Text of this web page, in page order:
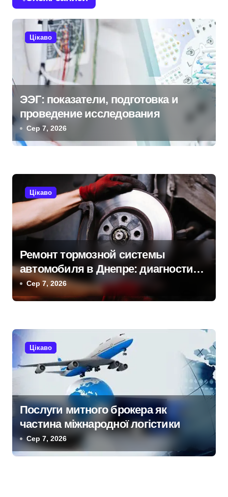
а
я
а
п
и
і
в
Цікаво
ЭЭГ: показатели, подготовка и
проведение исследования
Сер 7, 2026
Цікаво
Ремонт тормозной системы
автомобиля в Днепре: диагностика,
обслуживание и замена деталей
Сер 7, 2026
Цікаво
Послуги митного брокера як
частина міжнародної логістики
Сер 7, 2026